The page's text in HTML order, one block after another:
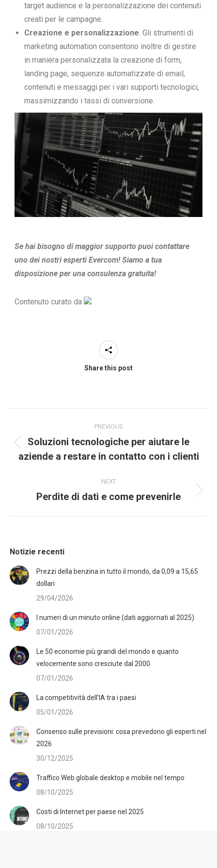
target audience e la personalizzazione dei contenuti
creati per le campagne.
Creazione e personalizzazione . Gli strumenti di
marketing automation consentono inoltre di gestire
in maniera personalizzata la creazione di form,
landing page, sequenze automatizzate di email,
contenuti e messaggi per i vari supporti tecnologici,
massimizzando i tassi di conversione.
Se hai bisogno di maggior supporto puoi contattare
uno dei nostri esperti Evercom! Siamo a tua
disposizione per una consulenza gratuita!
Contenuto curato da
Share this post
PREVIOUS
Soluzioni tecnologiche per aiutare le
aziende a restare in contatto con i clienti
NEXT
Perdite di dati e come prevenirle
Notizie recenti
Prezzi della benzina in tutto il mondo, da 0,09 a 15,65
dollari
29/04/2026
I numeri di un minuto online (dati aggiornati al 2025)
07/01/2026
Le 50 economie più grandi del mondo e quanto
velocemente sono cresciute dal 2000
07/01/2026
La competitività dell’IA tra i paesi
05/01/2026
Consenso sulle previsioni: cosa prevedono gli esperti nel
2026
30/12/2025
Traffico Web globale desktop e mobile nel tempo
08/10/2025
Costi di Internet per paese nel 2025
08/10/2025